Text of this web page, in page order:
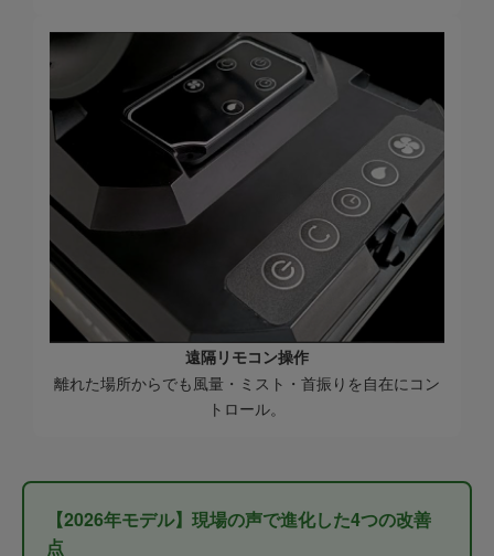
遠隔リモコン操作
離れた場所からでも風量・ミスト・首振りを自在にコン
トロール。
【2026年モデル】現場の声で進化した4つの改善
点